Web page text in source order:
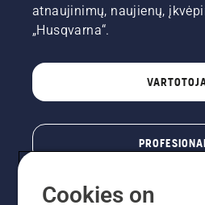
atnaujinimų, naujienų,
„Husqvarna“.
Cookies on